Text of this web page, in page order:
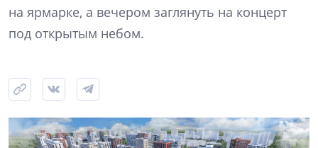
на ярмарке, а вечером заглянуть на концерт
под открытым небом.